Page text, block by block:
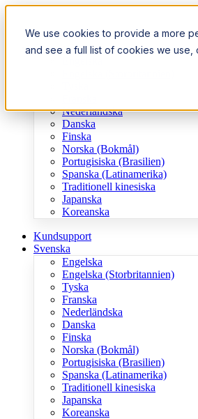
We use cookies to provide a more
and see a full list of cookies we use,
Kundsupport
Svenska
Nederländska
Danska
Finska
Norska (Bokmål)
Portugisiska (Brasilien)
Spanska (Latinamerika)
Traditionell kinesiska
Japanska
Koreanska
Kundsupport
Svenska
Engelska
Engelska (Storbritannien)
Tyska
Franska
Nederländska
Danska
Finska
Norska (Bokmål)
Portugisiska (Brasilien)
Spanska (Latinamerika)
Traditionell kinesiska
Japanska
Koreanska